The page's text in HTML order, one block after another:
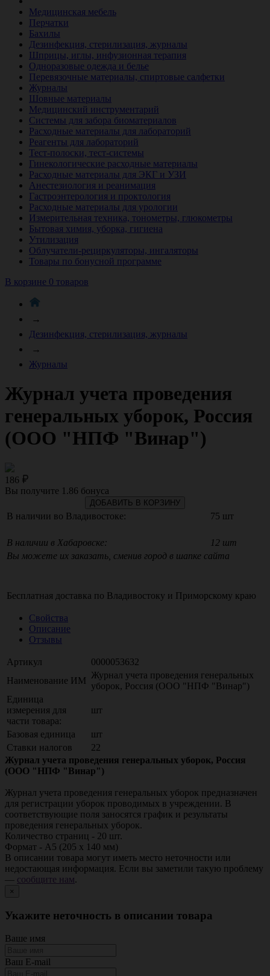
Медицинская мебель
Перчатки
Бахилы
Дезинфекция, стерилизация, журналы
Шприцы, иглы, инфузионная терапия
Одноразовые одежда и белье
Перевязочные материалы, спиртовые салфетки
Журналы
Шовные материалы
Медицинский инструментарий
Системы для забора биоматериалов
Расходные материалы для лабораторий
Реагенты для лабораторий
Тест-полоски, тест-системы
Гинекологические расходные материалы
Расходные материалы для ЭКГ и УЗИ
Анестезиология и реанимация
Гастроэнтерология и проктология
Расходные материалы для урологии
Измерительная техника, тонометры, глюкометры
Бытовая химия, уборка, гигиена
Утилизация
Облучатели-рециркуляторы, ингаляторы
Товары по бонусной программе
В корзине 0 товаров
→
Дезинфекция, стерилизация, журналы
→
Журналы
Журнал учета проведения
генеральных уборок, Россия
(ООО "НПФ "Винар")
186
Вы получите 1.86 бонуса
ДОБАВИТЬ В КОРЗИНУ
В наличии во Владивостоке: 75 шт
В наличии в Хабаровске:
12 шт
Вы можете их заказать, сменив город в шапке сайта
Бесплатная доставка по Владивостоку и Приморскому краю
Свойства
Описание
Отзывы
Артикул
0000053632
Наименование ИМ
Журнал учета проведения генеральных
уборок, Россия (ООО "НПФ "Винар")
Единица
измерения для
части товара:
шт
Базовая единица
шт
Ставки налогов
22
Журнал учета проведения генеральных уборок, Россия
(ООО "НПФ "Винар")
Журнал учета проведения генеральных уборок предназначен
для регистрации уборок проводимых в учреждении. В
соответствующие поля заносятся график и результаты
проведения генеральных уборок.
Количество страниц - 20 шт.
Формат - А5 (205 х 140 мм)
В описании товара могут иметь место неточности или
недостающая информация. Если вы заметили такую проблему
— сообщите нам.
×
Укажите неточность в описании товара
Ваше имя
Ваш E-mail